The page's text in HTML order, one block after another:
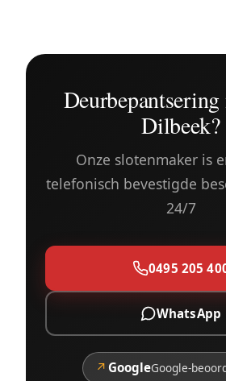
Dilbeek?
Onze slotenmaker is
telefonisch bevestigde
24/7
0495 205
WhatsApp
↗ GoogleGoogle-